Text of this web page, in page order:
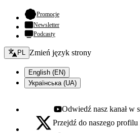
Promocje- otwiera się w nowej karcie
Newsletter
Podcasty
Zmień język - bieżący:
PL Zmień język strony
English (EN)
Українська (UA)
Youtube - otwiera się w nowej
Odwiedź nasz kanał w
X - otwiera się w nowej karcie
Przejdź do naszego